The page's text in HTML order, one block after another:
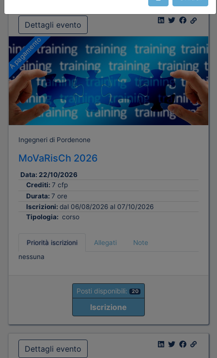
Dettagli evento
A pagamento
Ingegneri di Pordenone
MoVaRisCh 2026
Data: 22/10/2026
Crediti: 7 cfp
Durata: 7 ore
Iscrizioni: dal 06/08/2026 al 07/10/2026
Tipologia: corso
Priorità iscrizioni Allegati
Note
nessuna
Posti disponibili: 20
Iscrizione
Dettagli evento